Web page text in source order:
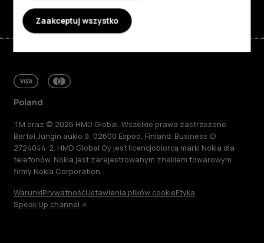
Poland
TM oraz © 2026 HMD Global. Wszelkie prawa zastrzeżone.
Bertel Jungin aukio 9, 02600 Espoo, Finland. Business ID
2724044-2. HMD Global Oy jest licencjobiorcą marki Nokia dla
telefonów. Nokia jest zarejestrowanym znakiem towarowym
firmy Nokia Corporation.
WarunkiPrywatnośćUstawienia plików cookieEtyka
Speak Up channel
Zaakceptuj wszystko